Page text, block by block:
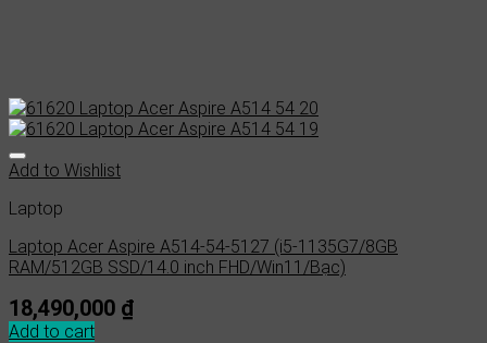
Add to Wishlist
Laptop
Laptop Acer Aspire A514-54-5127 (i5-1135G7/8GB
RAM/512GB SSD/14.0 inch FHD/Win11/Bạc)
18,490,000 ₫
Add to cart